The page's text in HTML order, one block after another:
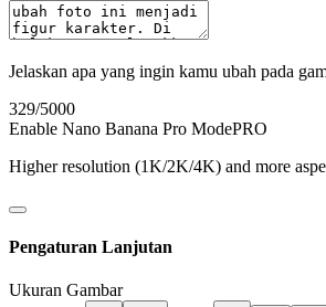
Jelaskan apa yang ingin kamu ubah pada
329/5000
Enable Nano Banana Pro ModePRO
Higher resolution (1K/2K/4K) and more
Pengaturan Lanjutan
Ukuran Gambar